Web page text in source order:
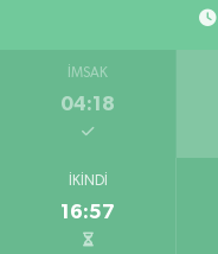
İMSAK
04:18
İKINDI
16:57